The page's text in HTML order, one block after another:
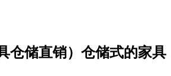
仓储直销）仓储式的家具